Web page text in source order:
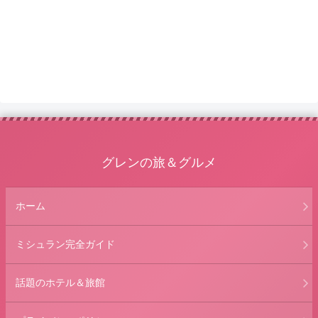
グレンの旅＆グルメ
ホーム
ミシュラン完全ガイド
話題のホテル＆旅館